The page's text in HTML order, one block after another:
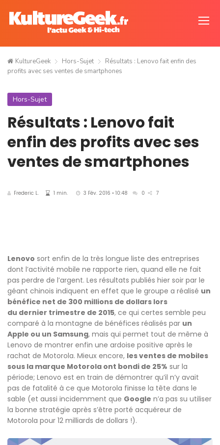
KultureGeek Hors-Sujet
Résultats : Lenovo fait enfin des
profits avec ses ventes de smartphones
Hors-Sujet
Résultats : Lenovo fait
enfin des profits avec ses
ventes de smartphones
Frederic L. 1 min. 3 Fév. 2016 • 10:48 0 7
Lenovo sort enfin de la très longue liste des entreprises
dont l’activité mobile ne rapporte rien, quand elle ne fait
pas perdre de l’argent. Les résultats publiés hier soir par le
géant chinois indiquent en effet que le groupe a réalisé un
bénéfice net de 300 millions de dollars lors
du dernier trimestre de 2015, ce qui certes semble peu
comparé à la montagne de bénéfices réalisés par un
Apple ou un Samsung, mais qui permet tout de même à
Lenovo de montrer enfin une ardoise positive après le
rachat de Motorola. Mieux encore, les ventes de mobiles
sous la marque Motorola ont bondi de 25% sur la
période; Lenovo est en train de démontrer qu’il n’y avait
pas de fatalité à ce que Motorola finisse la tête dans le
sable (et aussi incidemment que Google n’a pas su utiliser
la bonne stratégie après s’être porté acquéreur de
Motorola pour 12 milliards de dollars !).